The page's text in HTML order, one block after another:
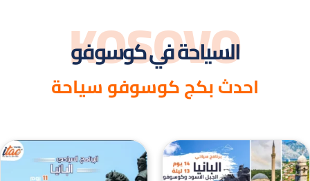
KOSOVO
السياحة في كوسوفو
احدث بكج كوسوفو سياحة